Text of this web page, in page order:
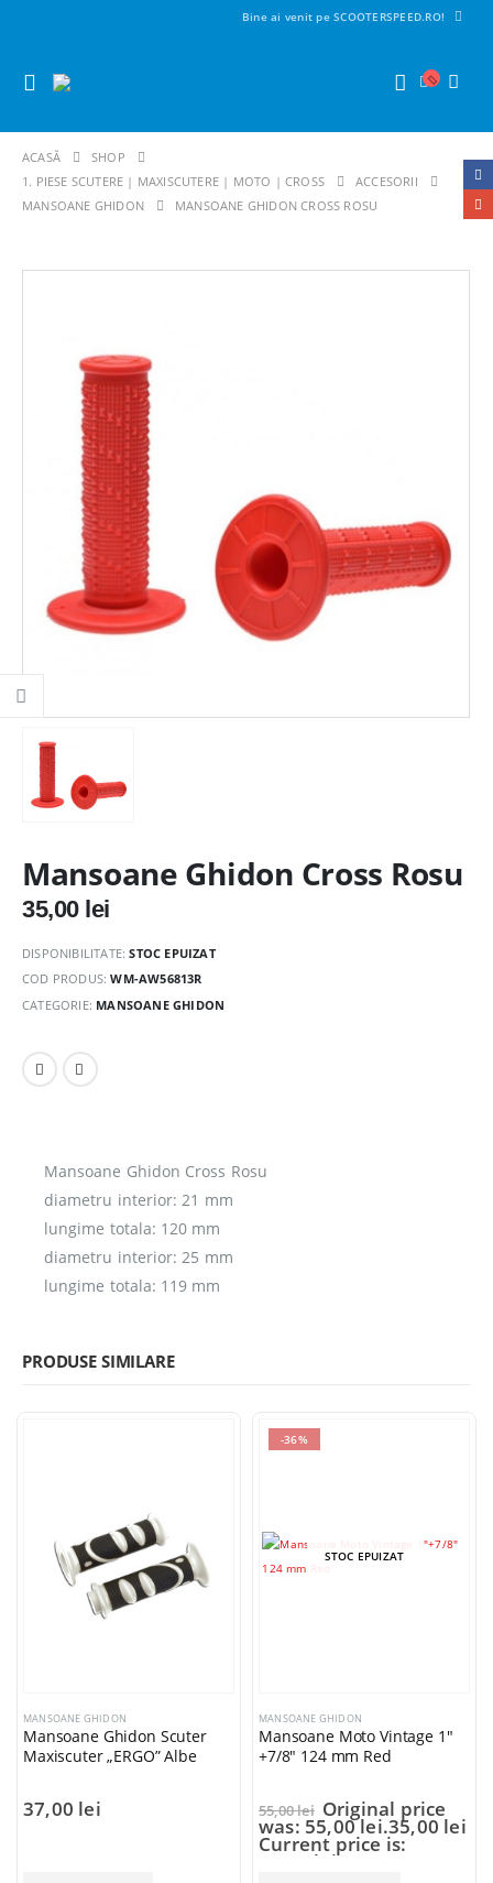
Bine ai venit pe SCOOTERSPEED.RO!
ACASĂ
SHOP
1. PIESE SCUTERE | MAXISCUTERE | MOTO | CROSS
ACCESORII
MANSOANE GHIDON
MANSOANE GHIDON CROSS ROSU
Mansoane Ghidon Cross Rosu
35,00 lei
DISPONIBILITATE:STOC EPUIZAT
COD PRODUS:WM-AW56813R
CATEGORIE: MANSOANE GHIDON
Mansoane Ghidon Cross Rosu
diametru interior: 21 mm
lungime totala: 120 mm
diametru interior: 25 mm
lungime totala: 119 mm
PRODUSE SIMILARE
MANSOANE GHIDON
Mansoane Ghidon Scuter
Maxiscuter „ERGO” Albe
37,00 lei
-36%
STOC EPUIZAT
MANSOANE GHIDON
Mansoane Moto Vintage 1″
+7/8″ 124 mm Red
55,00lei Original price
was: 55,00 lei.35,00 lei
Current price is:
35,00 lei.